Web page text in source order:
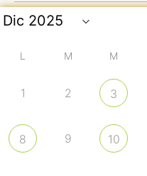
L M M
1 2 3
8 9 10